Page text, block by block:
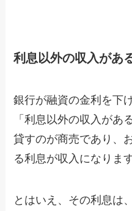
利息以外の収入があ
銀行が融資の金利を下
「利息以外の収入があ
貸すのが商売であり、
る利息が収入になります
とはいえ、その利息は